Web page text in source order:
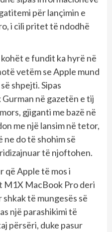
për lançimin e
i cili pritet të ndodhë
e fundit ka hyrë në
vetëm se Apple mund
shpejti. Sipas
në gazetën e tij
gjiganti me bazë në
me një lansim në tetor,
do të shohim së
të njoftohen.
që Apple të mos i
M1X MacBook Pro deri
shkak të mungesës së
një parashikimi të
përsëri, duke pasur